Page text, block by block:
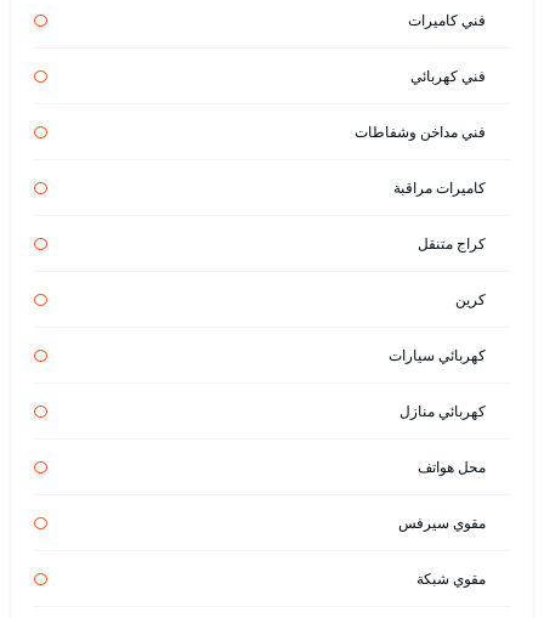
فني كاميرات
فني كهربائي
فني مداخن وشفاطات
كاميرات مراقبة
كراج متنقل
كرين
كهربائي سيارات
كهربائي منازل
محل هواتف
مقوي سيرفس
مقوي شبكة